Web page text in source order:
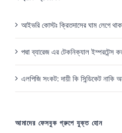
আইভরি কোস্টঃ ক্রিতদাসের ঘাম লেগে
পদ্মা ব্যারেজ এর টেকনিক্যাল ইম্পরটেন্স
এলপিজি সংকট: দায়ী কি সিন্ডিকেট নাকি
আমাদের ফেসবুক গ্রুপে যুক্ত হোন